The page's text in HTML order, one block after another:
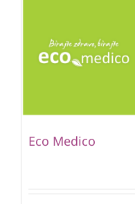
Eco Medico